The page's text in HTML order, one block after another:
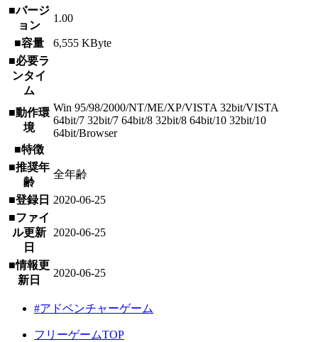
■バージ
ョン
1.00
■容量
6,555 KByte
■必要ラ
ンタイ
ム
■動作環
境
Win 95/98/2000/NT/ME/XP/VISTA 32bit/VISTA
64bit/7 32bit/7 64bit/8 32bit/8 64bit/10 32bit/10
64bit/Browser
■特徴
■推奨年
齢
全年齢
■登録日 2020-06-25
■ファイ
ル更新
日
2020-06-25
■情報更
新日
2020-06-25
#アドベンチャーゲーム
フリーゲームTOP